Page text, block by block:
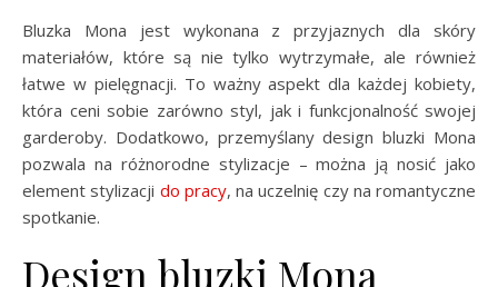
Bluzka Mona jest wykonana z przyjaznych dla skóry
materiałów, które są nie tylko wytrzymałe, ale również
łatwe w pielęgnacji. To ważny aspekt dla każdej kobiety,
która ceni sobie zarówno styl, jak i funkcjonalność swojej
garderoby. Dodatkowo, przemyślany design bluzki Mona
pozwala na różnorodne stylizacje – można ją nosić jako
element stylizacji do pracy, na uczelnię czy na romantyczne
spotkanie.
Design bluzki Mona